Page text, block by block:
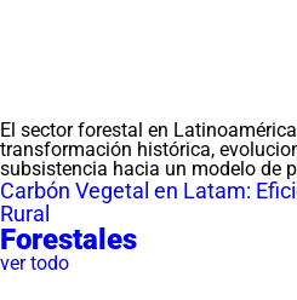
El sector forestal en
transformación histórica,
subsistencia hacia un modelo de
Carbón Vegetal en Latam:
Rural
Forestales
ver todo